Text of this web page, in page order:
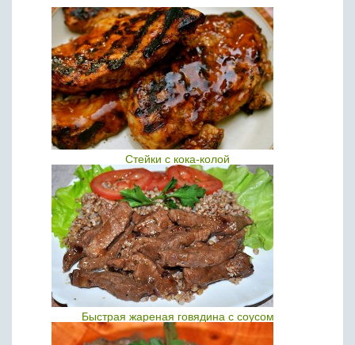
Стейки с кока-колой
Быстрая жареная говядина с соусом